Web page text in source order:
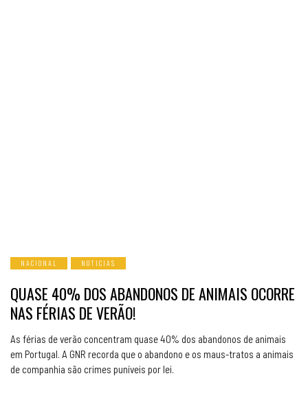
NACIONAL NOTICIAS
QUASE 40% DOS ABANDONOS DE ANIMAIS OCORRE
NAS FÉRIAS DE VERÃO!
As férias de verão concentram quase 40% dos abandonos de animais
em Portugal. A GNR recorda que o abandono e os maus-tratos a animais
de companhia são crimes puníveis por lei.